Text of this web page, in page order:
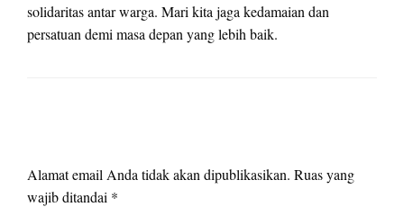
solidaritas antar warga. Mari kita jaga kedamaian dan
persatuan demi masa depan yang lebih baik.
Alamat email Anda tidak akan dipublikasikan. Ruas yang
wajib ditandai *